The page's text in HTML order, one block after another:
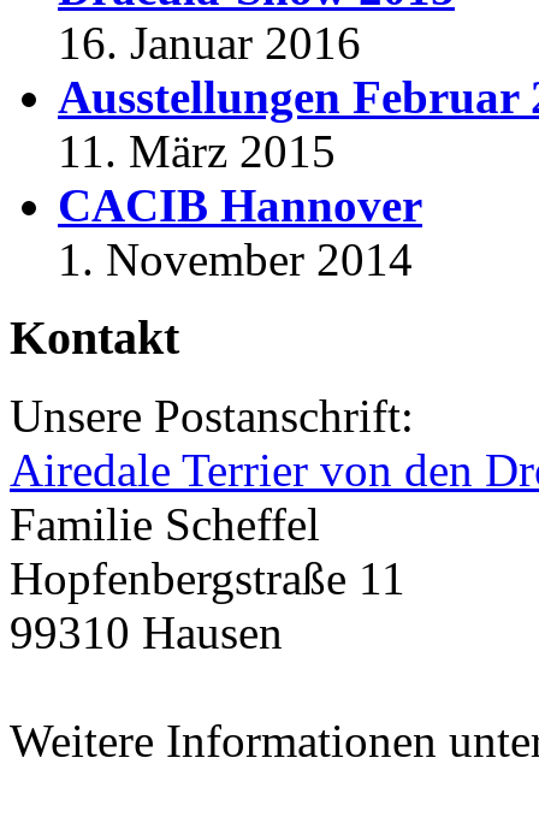
16. Januar 2016
Ausstellungen Februar
11. März 2015
CACIB Hannover
1. November 2014
Kontakt
Unsere Postanschrift:
Airedale Terrier von den
Familie Scheffel
Hopfenbergstraße 11
99310 Hausen
Weitere Informationen